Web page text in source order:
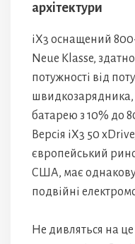
архітектури
iX3 оснащений
Neue Klasse,
потужності від
швидкозарядника,
батарею з 10% до
Версія iX3 50
європейський
США, має однакову
подвійні
Не дивляться на